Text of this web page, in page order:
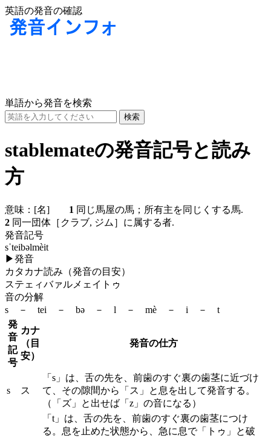
英語の発音の確認
単語から発音を検索
stablemateの発音記号と読み
方
意味： [名] 1 同じ馬屋の馬；所有主を同じくする馬.
2 同一団体［クラブ, ジム］に属する者.
発音記号
sˈteibəlmèit
▶発音
カタカナ読み（発音の目安）
ステェィバァルメェイトゥ
音の分解
s － tei － bə － l － mè － i － t
発
音
記
号
カナ
（目
安）
発音の仕方
s ス
「s」は、舌の先を、前歯のすぐ裏の歯茎に近づけ
て、その隙間から「ス」と息を出して発音する。
（「ズ」と出せば「z」の音になる）
「t」は、舌の先を、前歯のすぐ裏の歯茎につけ
る。息を止めた状態から、急に息で「トゥ」と破